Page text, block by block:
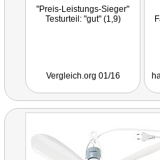
"Preis-Leistungs-Sieger"
Testurteil: "gut" (1,9)
Vergleich.org 01/16